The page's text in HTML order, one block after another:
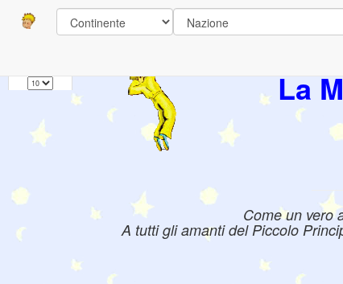
La
Come un vero
A tutti gli amanti del Piccolo
Pagine